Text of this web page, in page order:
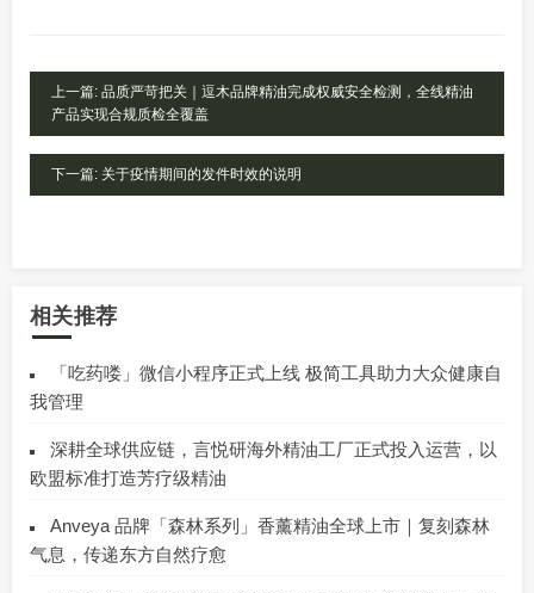
上一篇: 品质严苛把关｜逗木品牌精油完成权威安全检测，全线精油
产品实现合规质检全覆盖
下一篇: 关于疫情期间的发件时效的说明
相关推荐
「吃药喽」微信小程序正式上线 极简工具助力大众健康自
我管理
深耕全球供应链，言悦研海外精油工厂正式投入运营，以
欧盟标准打造芳疗级精油
Anveya 品牌「森林系列」香薰精油全球上市｜复刻森林
气息，传递东方自然疗愈